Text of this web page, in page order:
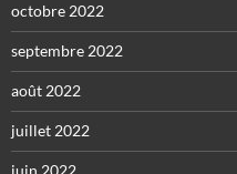
octobre 2022
septembre 2022
août 2022
juillet 2022